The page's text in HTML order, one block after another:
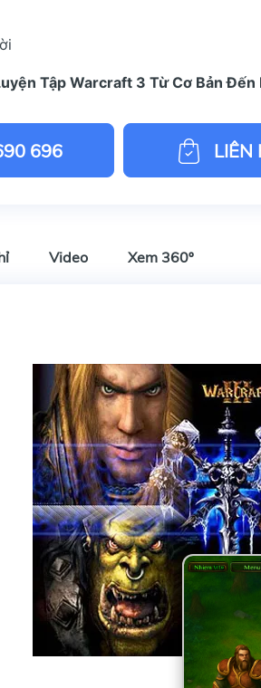
Tập Warcraft 3 Từ Cơ Bản Đến
696 LIÊN
Video Xem 360º